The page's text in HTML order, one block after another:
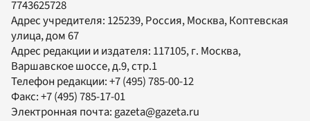
7743625728
Адрес учредителя: 125239, Россия, Москва, Коптевская
улица, дом 67
Адрес редакции и издателя: 117105, г. Москва,
Варшавское шоссе, д.9, стр.1
Телефон редакции:+7 (495) 785-00-12
Факс:+7 (495) 785-17-01
Электронная почта: gazeta@gazeta.ru